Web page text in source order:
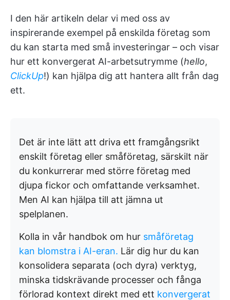
I den här artikeln delar vi med oss av
inspirerande exempel på enskilda företag som
du kan starta med små investeringar – och visar
hur ett konvergerat AI-arbetsutrymme (hello,
ClickUp!) kan hjälpa dig att hantera allt från dag
ett.
Det är inte lätt att driva ett framgångsrikt
enskilt företag eller småföretag, särskilt när
du konkurrerar med större företag med
djupa fickor och omfattande verksamhet.
Men AI kan hjälpa till att jämna ut
spelplanen.
Kolla in vår handbok om hur småföretag
kan blomstra i AI-eran. Lär dig hur du kan
konsolidera separata (och dyra) verktyg,
minska tidskrävande processer och fånga
förlorad kontext direkt med ett konvergerat